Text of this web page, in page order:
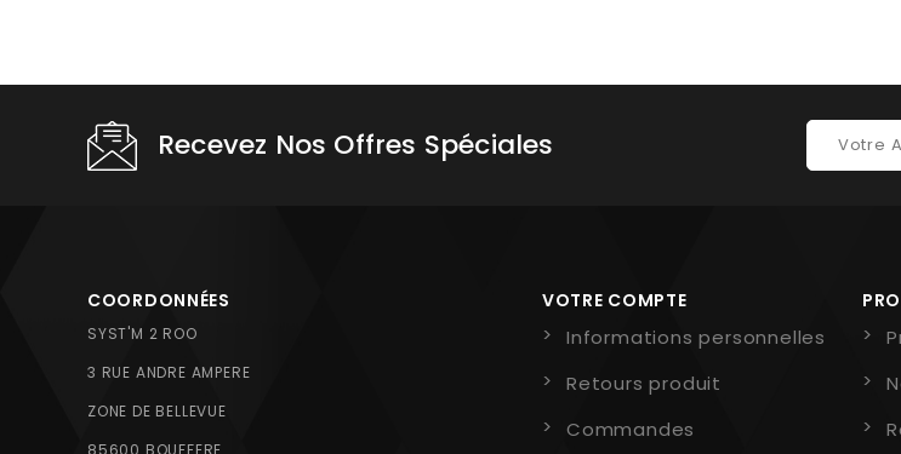
Recevez Nos Offres Spéciales
COORDONNÉES
SYST'M 2 ROO
3 RUE ANDRE AMPERE
ZONE DE BELLEVUE
85600 BOUFFERE
VOTRE COMPTE
Informations personnelles
Retours produit
Commandes